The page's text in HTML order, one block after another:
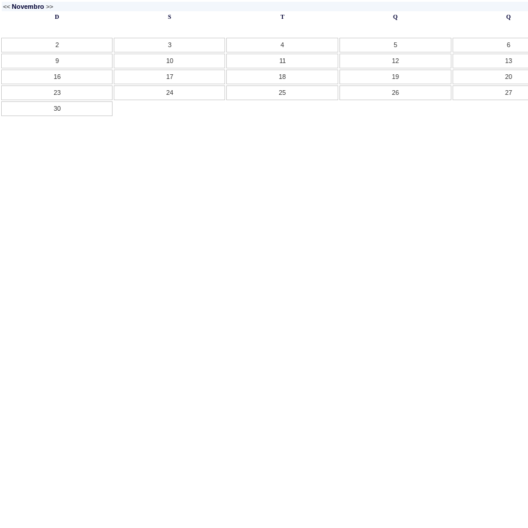
<< Novembro >>
D S T Q Q
2 3 4 5 6
9 10 11 12 13
16 17 18 19 20
23 24 25 26 27
30